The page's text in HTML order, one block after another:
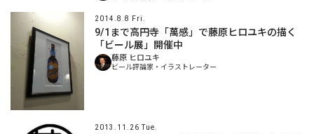
2014.8.8 Fri.
9/1まで高円寺「萬感」で藤原ヒロユキの描く
「ビール展」開催中
藤原 ヒロユキ
ビール評論家・イラストレーター
2013.11.26 Tue.